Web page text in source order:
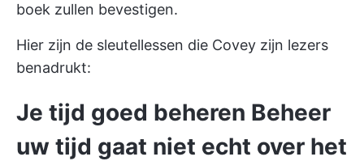
boek zullen bevestigen.
Hier zijn de sleutellessen die Covey zijn lezers
benadrukt:
Je tijd goed beheren Beheer
uw tijd gaat niet echt over het